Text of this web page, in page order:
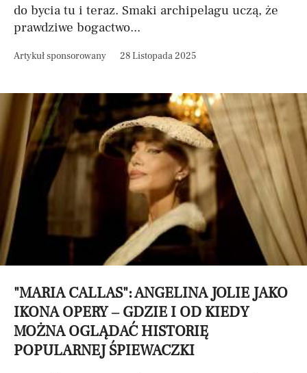
do bycia tu i teraz. Smaki archipelagu uczą, że
prawdziwe bogactwo...
Artykuł sponsorowany 28 Listopada 2025
"MARIA CALLAS": ANGELINA JOLIE JAKO
IKONA OPERY – GDZIE I OD KIEDY
MOŻNA OGLĄDAĆ HISTORIĘ
POPULARNEJ ŚPIEWACZKI